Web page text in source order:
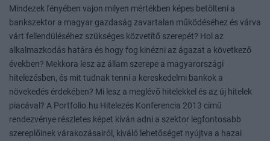
Mindezek fényében vajon milyen mértékben képes betölteni a
bankszektor a magyar gazdaság zavartalan működéséhez és várva
várt fellendüléséhez szükséges közvetítő szerepét? Hol az
alkalmazkodás határa és hogy fog kinézni az ágazat a következő
években? Mekkora lesz az állam szerepe a magyarországi
hitelezésben, és mit tudnak tenni a kereskedelmi bankok a
növekedés érdekében? Mi lesz a meglévő hitelekkel és az új hitelek
piacával? A Portfolio.hu Hitelezés Konferencia 2013 című
rendezvénye részletes képet kíván adni a szektor legfontosabb
szereplőinek várakozásairól, kiváló lehetőséget nyújtva a hazai